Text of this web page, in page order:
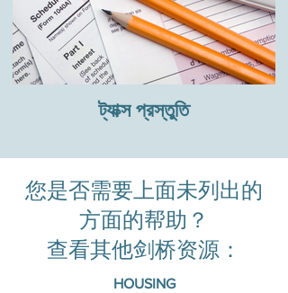
ট্যাক্স প্রস্তুতি
您是否需要上面未列出的
方面的帮助？
查看其他剑桥资源：
HOUSING